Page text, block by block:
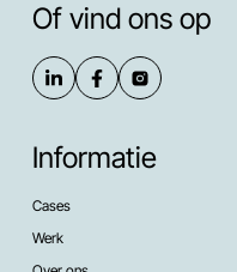
Of vind ons op
Informatie
Cases
Werk